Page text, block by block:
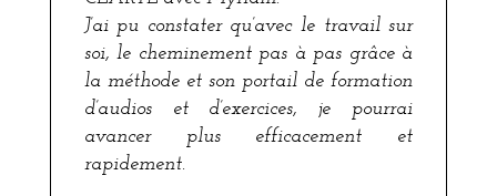
J’ai pu constater qu’avec le travail sur
soi, le cheminement pas à pas grâce à
la méthode et son portail de formation
d’audios et d’exercices, je pourrai
avancer plus efficacement et
rapidement.